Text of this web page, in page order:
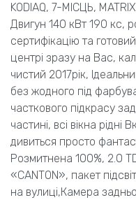
KODIAQ, 7-МІСЦЬ,
Двигун 140 кВт 190 кс,
сертифікацію та
центрі зразу на Вас,
чистий 2017рік,
без жодного під
часткового підкрасу
частині, всі вікна рідні
дивиться просто
Розмитнена 100%, 2.0
«CANTON», пакет
на вулиці,Камера